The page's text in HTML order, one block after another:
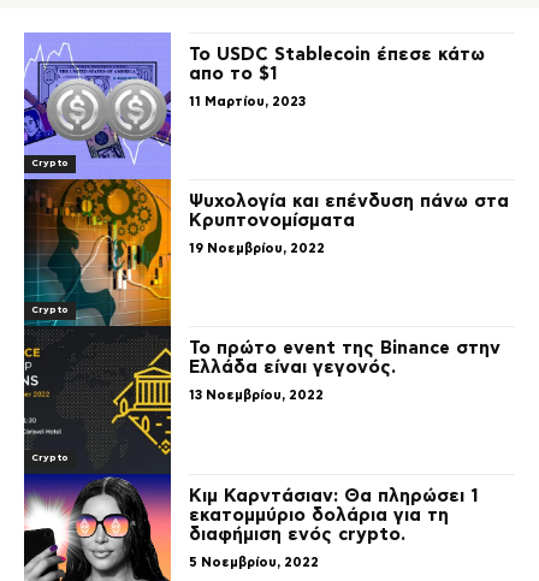
Crypto
To USDC Stablecoin έπεσε κάτω
απο το $1
11 Μαρτίου, 2023
Crypto
Ψυχολογία και επένδυση πάνω στα
Κρυπτονομίσματα
19 Νοεμβρίου, 2022
Crypto
Το πρώτο event της Binance στην
Ελλάδα είναι γεγονός.
13 Νοεμβρίου, 2022
Κιμ Καρντάσιαν: Θα πληρώσει 1
εκατομμύριο δολάρια για τη
διαφήμιση ενός crypto.
5 Νοεμβρίου, 2022